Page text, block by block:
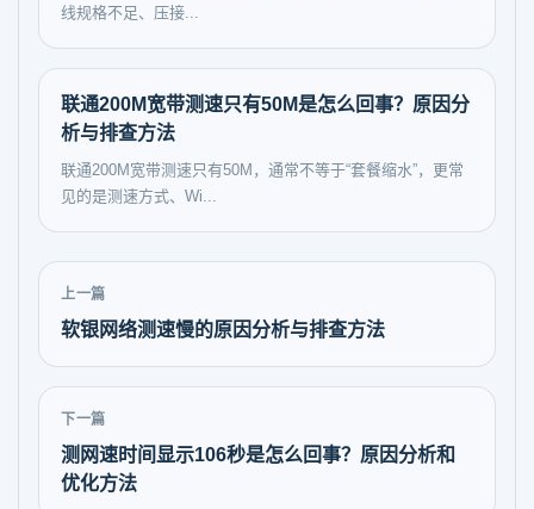
线规格不足、压接...
联通200M宽带测速只有50M是怎么回事？原因分
析与排查方法
联通200M宽带测速只有50M，通常不等于“套餐缩水”，更常
见的是测速方式、Wi...
上一篇
软银网络测速慢的原因分析与排查方法
下一篇
测网速时间显示106秒是怎么回事？原因分析和
优化方法